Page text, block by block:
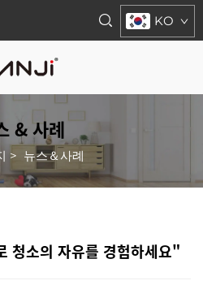
KO
& 사례
> 뉴스＆사례
청소의 자유를 경험하세요"